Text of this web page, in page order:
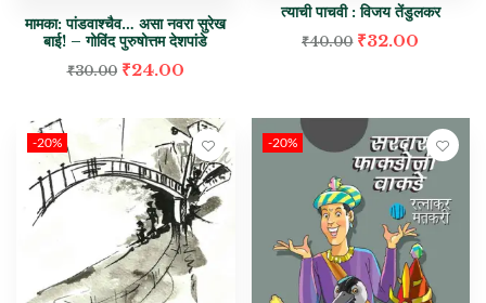
मामका: पांडवाश्चैव… असा नवरा सुरेख
बाई! – गोविंद पुरुषोत्तम देशपांडे
₹30.00 ₹24.00
त्याची पाचवी : विजय तेंडुलकर
₹40.00 ₹32.00
-20% -20%